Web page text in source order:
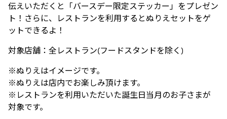
伝えいただくと「バースデー限定ステッカー」をプレゼン
ト！さらに、レストランを利用するとぬりえセットをゲ
ットできるよ！
対象店舗：全レストラン(フードスタンドを除く)
※ぬりえはイメージです。
※ぬりえは店内でお楽しみ頂けます。
※レストランを利用いただいた誕生日当月のお子さまが
対象です。